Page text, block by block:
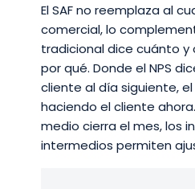
El SAF no reemplaza al
comercial, lo
tradicional dice cuánto y
por qué. Donde el NPS
cliente al día siguiente,
haciendo el cliente
medio cierra el mes, los
intermedios permiten